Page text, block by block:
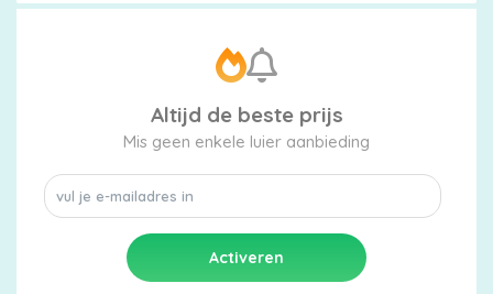
Altijd de beste prijs
Mis geen enkele luier aanbieding